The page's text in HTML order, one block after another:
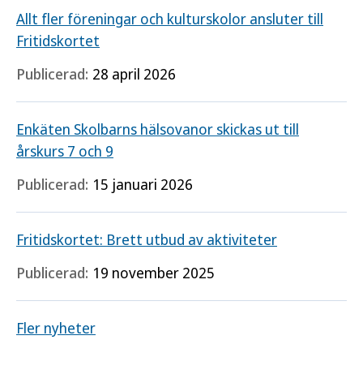
Allt fler föreningar och kulturskolor ansluter till
Fritidskortet
Publicerad: 28 april 2026
Enkäten Skolbarns hälsovanor skickas ut till
årskurs 7 och 9
Publicerad: 15 januari 2026
Fritidskortet: Brett utbud av aktiviteter
Publicerad: 19 november 2025
Fler nyheter